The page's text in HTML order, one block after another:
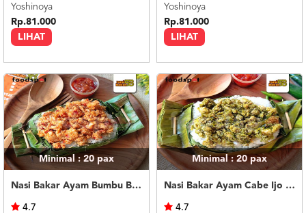
LIHAT
Yoshinoya
Rp.81.000
LIHAT
Yoshinoya
Rp.81.000
Minimal : 20 pax
Nasi Bakar Ayam Bumbu Bali + Kerupuk
4.7
Minimal : 20pax
Nasi Bakar Ayam Cabe Ijo + Kerupuk
4.7